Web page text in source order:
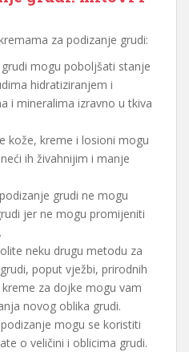
za podizanje grudi:
mogu poboljšati stanje
hidratiziranjem i
i mineralima izravno u tkiva
kože, kreme i losioni mogu
ih živahnijim i manje
grudi ne mogu
jer ne mogu promijeniti
neku drugu metodu za
poput vježbi, prirodnih
za dojke mogu vam
novog oblika grudi.
mogu se koristiti
o veličini i oblicima grudi.